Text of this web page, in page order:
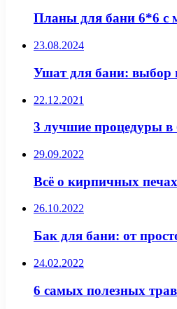
Планы для бани 6*6 с
23.08.2024
Ушат для бани: выбор
22.12.2021
3 лучшие процедуры в
29.09.2022
Всё о кирпичных
26.10.2022
Бак для бани: от
24.02.2022
6 самых полезных